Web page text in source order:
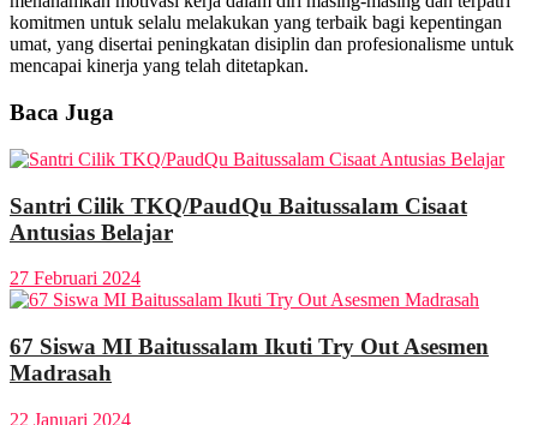
komitmen untuk selalu melakukan yang terbaik bagi kepentingan
umat, yang disertai peningkatan disiplin dan profesionalisme untuk
mencapai kinerja yang telah ditetapkan.
Baca Juga
Santri Cilik TKQ/PaudQu Baitussalam Cisaat
Antusias Belajar
27 Februari 2024
67 Siswa MI Baitussalam Ikuti Try Out Asesmen
Madrasah
22 Januari 2024